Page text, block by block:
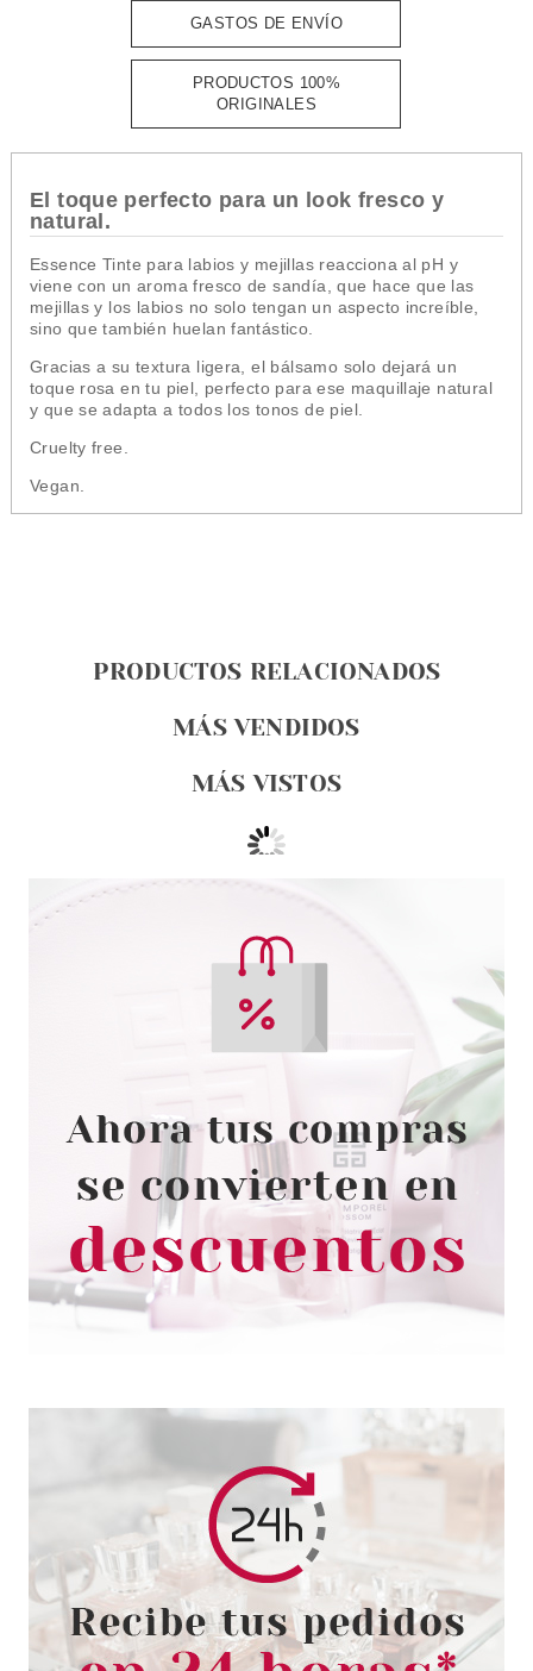
GASTOS DE ENVÍO
PRODUCTOS 100%
ORIGINALES
El toque perfecto para un look fresco y
natural.
Essence Tinte para labios y mejillas reacciona al pH y
viene con un aroma fresco de sandía, que hace que las
mejillas y los labios no solo tengan un aspecto increíble,
sino que también huelan fantástico.
Gracias a su textura ligera, el bálsamo solo dejará un
toque rosa en tu piel, perfecto para ese maquillaje natural
y que se adapta a todos los tonos de piel.
Cruelty free.
Vegan.
PRODUCTOS RELACIONADOS
MÁS VENDIDOS
MÁS VISTOS
CATRICE
CATRICE COLORETE LIQUIDO
BRILLANTE SOFT EMBRACE 01
ROSY GLOW 7,8 ML
Pvr 5.79€
-13%
desde
5.05€
ESSENCE
ESSENCE POLLY POCKET
COLORETE EN STICK